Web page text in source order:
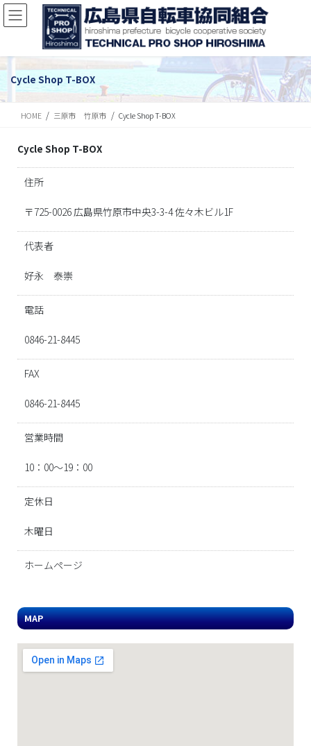
Cycle Shop T-BOX
HOME 三原市 竹原市 Cycle Shop T-BOX
Cycle Shop T-BOX
住所
〒725-0026 広島県竹原市中央3-3-4 佐々木ビル1F
代表者
好永 泰崇
電話
0846-21-8445
FAX
0846-21-8445
営業時間
10：00～19：00
定休日
木曜日
ホームページ
MAP